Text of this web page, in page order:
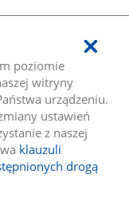
poziomie
witryny
urządzeniu.
ustawień
z naszej
klauzuli
drogą